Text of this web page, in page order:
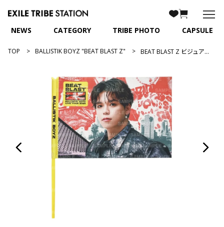
NEWS CATEGORY TRIBE PHOTO CAPSULE
TOP BALLISTIK BOYZ "BEAT BLAST Z" BEAT BLAST Z ビジュアルフラッグ/加納嘉将